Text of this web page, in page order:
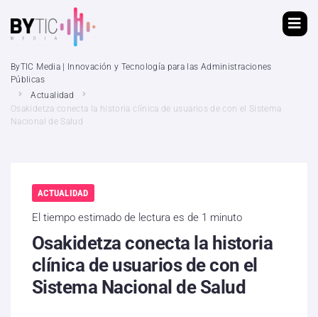
ByTIC Media | Innovación y Tecnología para las Administraciones
Públicas
Actualidad
Osakidetza conecta la historia clínica de usuarios de con el Sistema
Nacional de Salud
ACTUALIDAD
El tiempo estimado de lectura es de 1 minuto
Osakidetza conecta la historia
clínica de usuarios de con el
Sistema Nacional de Salud